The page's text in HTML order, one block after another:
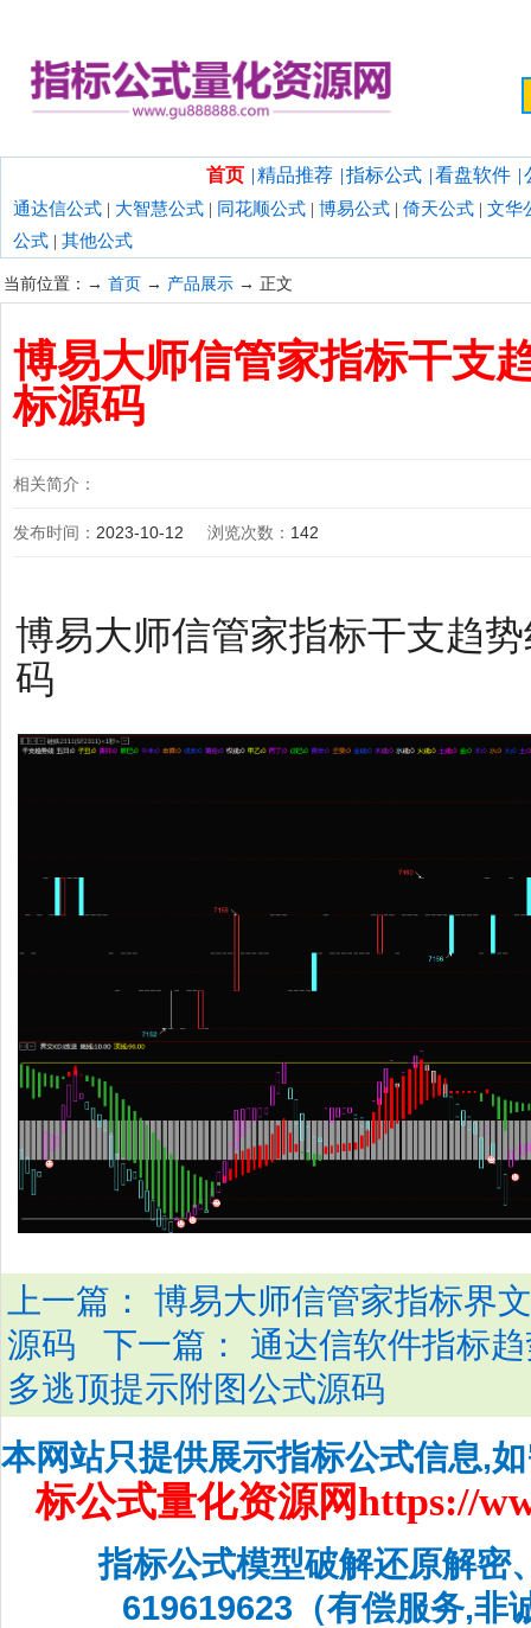
首页 | 精品推荐 | 指标公式 | 看盘软件 |
通达信公式 | 大智慧公式 | 同花顺公式 | 博易公式 | 倚天公式 | 文华
公式 | 其他公式
当前位置：→ 首页 → 产品展示 → 正文
博易大师信管家指标干支
标源码
相关简介：
发布时间： 2023-10-12 浏览次数： 142
博易大师信管家指标干支趋
码
上一篇： 博易大师信管家指标界
源码
下一篇： 通达信软件指标
多逃顶提示附图公式源码
本网站只提供展示指标公式信息,
标公式量化资源网https://
指标公式模型破解还原解密
619619623（有偿服务,非